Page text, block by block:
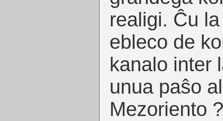
realigi. Ĉu
ebleco de
kanalo inter
unua paŝo
Mezoriento